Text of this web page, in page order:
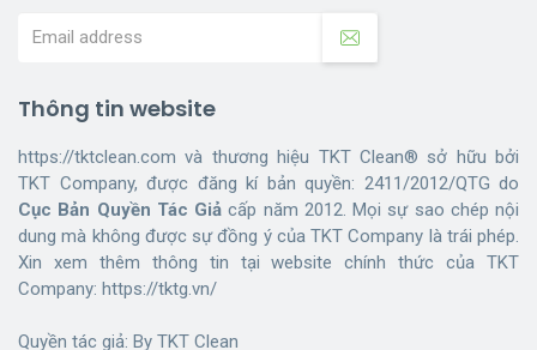
Thông tin website
https://tktclean.com và thương hiệu TKT Clean® sở hữu bởi
TKT Company, được đăng kí bản quyền: 2411/2012/QTG do
Cục Bản Quyền Tác Giả cấp năm 2012. Mọi sự sao chép nội
dung mà không được sự đồng ý của TKT Company là trái phép.
Xin xem thêm thông tin tại website chính thức của TKT
Company: https://tktg.vn/
Quyền tác giả: By TKT Clean